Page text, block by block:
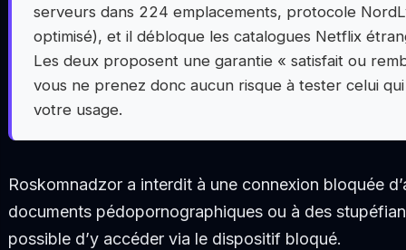
serveurs dans 224 emplacements, protocole
optimisé), et il débloque les catalogues Netflix
Les deux proposent une garantie « satisfait ou
vous ne prenez donc aucun risque à tester celui
votre usage.
Roskomnadzor a interdit à une connexion bloquée
documents pédopornographiques ou à des
possible d’y accéder via le dispositif bloqué.